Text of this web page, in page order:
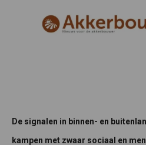
De signalen in binnen- en
kampen met zwaar sociaal en